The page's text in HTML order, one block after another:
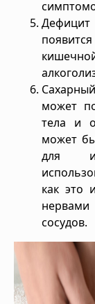
может
тела и
может
для
как это
сосудов.